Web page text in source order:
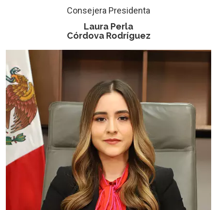
Consejera Presidenta
Laura Perla
Córdova Rodríguez